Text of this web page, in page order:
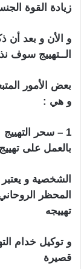
زيادة القوة
و الأن و بعد أن
الــتهييج سوف
بعض الأمور
و هي :
1 – سحر
بالعمل على
الشخصية و
المحظر
تهييجه
و توكيل خدام
قصيرة